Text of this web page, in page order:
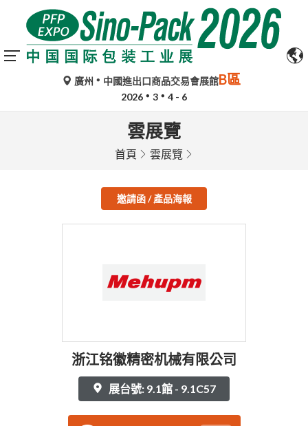
廣州 中國進出口商品交易會展館B區
2026 3 4 - 6
雲展覽
首頁 雲展覽
邀請函 / 產品海報
浙江铭徽精密机械有限公司
展台號: 9.1館 - 9.1C57